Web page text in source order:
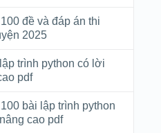
100 đề và đáp án thi
2025
trình python có lời
pdf
100 bài lập trình python
cao pdf